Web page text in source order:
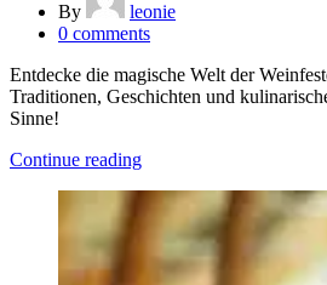
By
leonie
0 comments
Entdecke die magische Welt der
Traditionen, Geschichten und
Sinne!
Continue reading